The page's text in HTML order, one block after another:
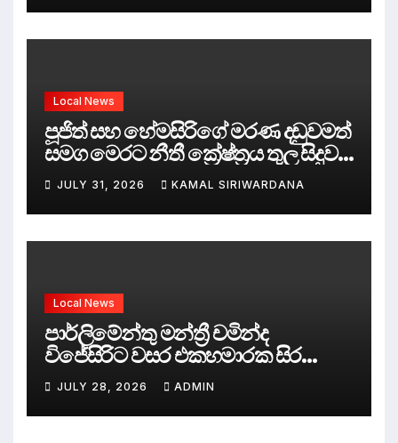
Local News
පූජිත් සහ හේමසිරිගේ මරණ දඩුවමත්
සමග මෙරට නීතී ක්‍රේෂ්ත්‍රය තුල සිදුව
ඇත්තේ කුමක්ද ?
JULY 31, 2026 KAMAL SIRIWARDANA
Local News
පාර්ලිමේන්තු මන්ත්‍රී චමින්ද
විජේසිරිට වසර එකහමාරක සිර
දඬුවම්.
JULY 28, 2026 ADMIN